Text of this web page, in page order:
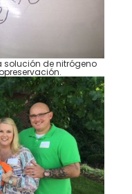
solución de nitrógeno